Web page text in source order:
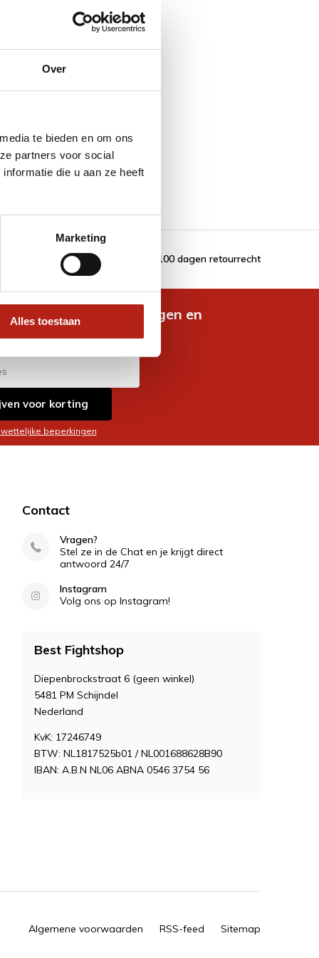
Over
te bieden en om ons
partners voor social
die u aan ze heeft
Marketing
Alles toestaan
100 dagen retourrecht
nieuwste aanbiedingen en
voor korting
beperkingen
Contact
Vragen?
Stel ze in de Chat en je krijgt direct
antwoord 24/7
Instagram
Volg ons op Instagram!
Best Fightshop
Diepenbrockstraat 6 (geen winkel)
5481 PM Schijndel
Nederland
KvK: 17246749
BTW: NL1817525b01 / NL001688628B90
IBAN: A.B.N NL06 ABNA 0546 3754 56
Algemene voorwaarden RSS-feed Sitemap